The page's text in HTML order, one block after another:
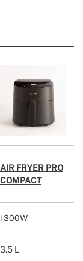
AIR FRYER PRO
COMPACT
1300W
3.5 L